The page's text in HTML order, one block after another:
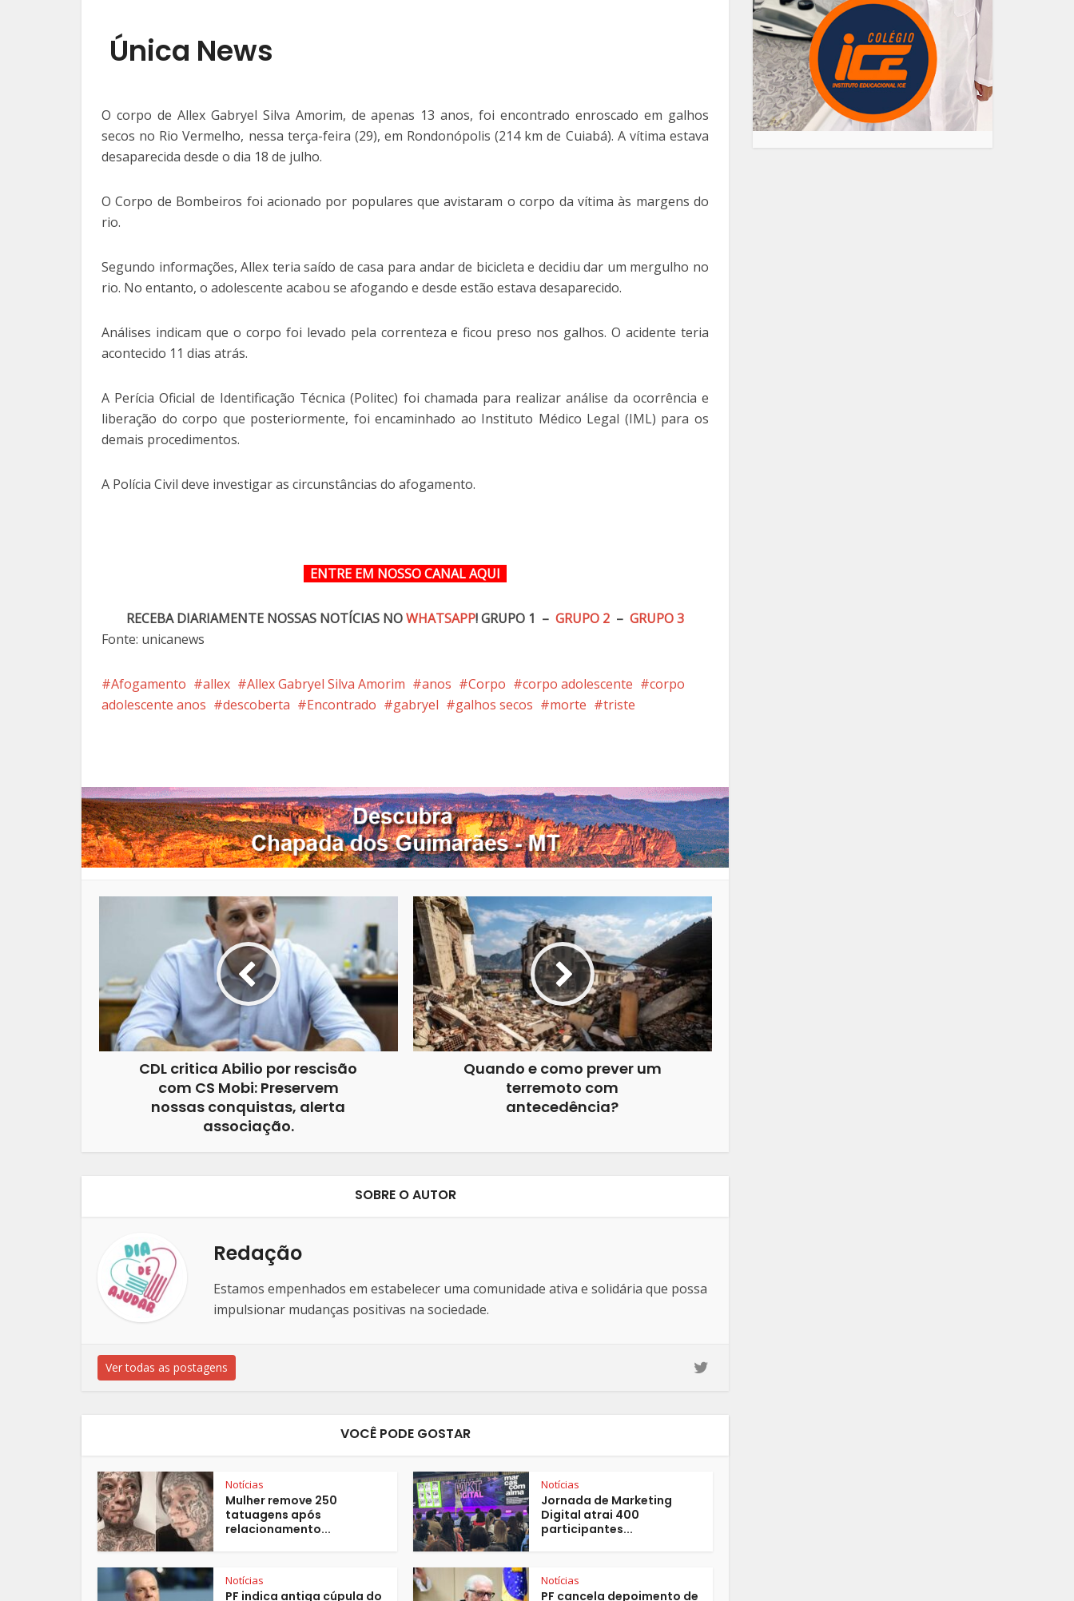
Única News
O corpo de Allex Gabryel Silva Amorim, de apenas 13 anos, foi encontrado enroscado em galhos
secos no Rio Vermelho, nessa terça-feira (29), em Rondonópolis (214 km de Cuiabá). A vítima estava
desaparecida desde o dia 18 de julho.
O Corpo de Bombeiros foi acionado por populares que avistaram o corpo da vítima às margens do
rio.
Segundo informações, Allex teria saído de casa para andar de bicicleta e decidiu dar um mergulho no
rio. No entanto, o adolescente acabou se afogando e desde estão estava desaparecido.
Análises indicam que o corpo foi levado pela correnteza e ficou preso nos galhos. O acidente teria
acontecido 11 dias atrás.
A Perícia Oficial de Identificação Técnica (Politec) foi chamada para realizar análise da ocorrência e
liberação do corpo que posteriormente, foi encaminhado ao Instituto Médico Legal (IML) para os
demais procedimentos.
A Polícia Civil deve investigar as circunstâncias do afogamento.
ENTRE EM NOSSO CANALAQUI
RECEBA DIARIAMENTE NOSSAS NOTÍCIAS NOWHATSAPP!GRUPO 1 – GRUPO 2 – GRUPO 3
Fonte: unicanews
Afogamento allex Allex Gabryel Silva Amorim anos Corpo corpo adolescente
corpo
adolescente anos
descoberta Encontrado gabryel galhos secos morte triste
CDL critica Abilio por rescisão
com CS Mobi: Preservem
nossas conquistas, alerta
associação.
Quando e como prever um
terremoto com
antecedência?
SOBRE O AUTOR
Redação
Estamos empenhados em estabelecer uma comunidade ativa e solidária que possa
impulsionar mudanças positivas na sociedade.
Ver todas as postagens
VOCÊ PODE GOSTAR
Notícias
Mulher remove 250
tatuagens após
relacionamento...
Notícias
Jornada de Marketing
Digital atrai 400
participantes...
Notícias
PF indica antiga cúpula do
Notícias
PF cancela depoimento de